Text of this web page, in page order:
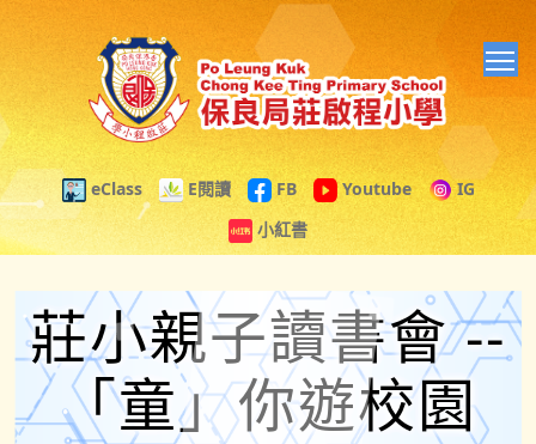
eClass E閱讀 FB Youtube
IG
小紅書
莊小親子讀書會 --
「童」你遊校園